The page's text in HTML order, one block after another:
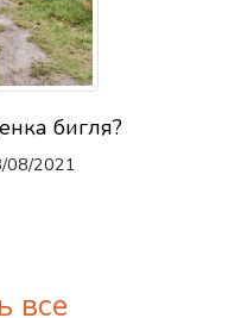
бигля?
08/2021
все